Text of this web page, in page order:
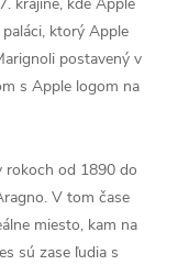
ktorý Apple
postavený v
s Apple logom na
rokoch od 1890 do
V tom čase
miesto, kam na
sú zase ľudia s